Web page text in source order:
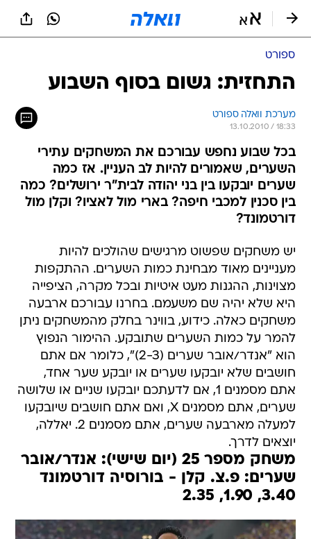
ספורט
התחזית: גשום בסוף השבוע
מערכת וואלה ספורט
13.10.2010 / 18:33
בכל שבוע נחפש עבורכם את המשחקים עתירי
השערים, שאמורים להיות לב העניין. אז כמה
שערים יובקעו בין בני יהודה לבית"ר ירושלים? כמה
בין סכנין למכבי חיפה? בארי מול לאציו? וקלן מול
דורטמונד?
יש משחקים שפשוט מרגישים שהולכים להיות
מעניינים מאוד מבחינת כמות השערים. ההתקפות
מצוינות, ההגנות מעט איטיות ובכל מקרה, הציפייה
היא שלא יהיה שם משעמם. בחרנו עבורכם ארבעה
משחקים כאלה. כידוע, בווינר בחלק מהמשחקים ניתן
להמר על כמות השערים שתובקע. ההימור הנפוץ
הוא "אנדר/אובר שערים (2-3)", כלומר אם אתם
חושבים שלא יובקעו שערים או יובקע שער אחד,
אתם מסמנים 1, אם לדעתכם יובקעו שניים או שלושה
שערים, אתם מסמנים X, ואם אתם חושבים שיובקעו
למעלה מארבעה שערים, אתם מסמנים 2. יאללה,
יוצאים לדרך.
משחק מספר 25 (יום שישי): אנדר/אובר
שערים: פ.צ. קלן - בורוסיה דורטמונד
3.40, 1.90, 2.35